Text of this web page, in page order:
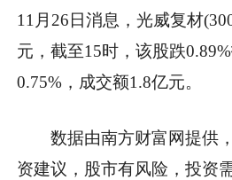
11月26日消息，光威复材
元，截至15时，该股跌
0.75%，成交额1.8亿元。
数据由南方财富网提供
资建议，股市有风险，投资